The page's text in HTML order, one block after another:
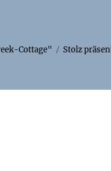
Cottage" Stolz